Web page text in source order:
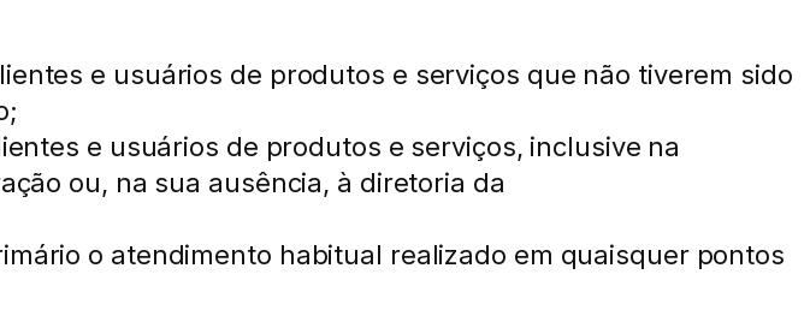
e usuários de produtos e serviços que não tiverem sido
e usuários de produtos e serviços, inclusive na
ou, na sua ausência, à diretoria da
o atendimento habitual realizado em quaisquer pontos